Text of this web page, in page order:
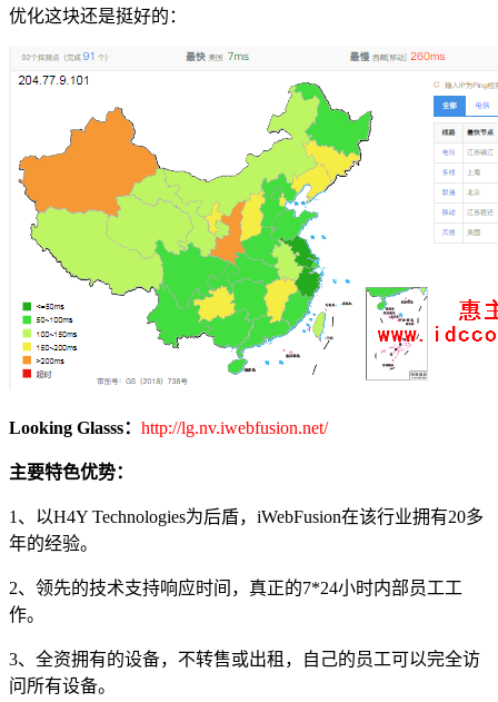
优化这块还是挺好的：
Looking Glasss： http://lg.nv.iwebfusion.net/
主要特色优势：
1、以H4Y Technologies为后盾，iWebFusion在该行业拥有20多
年的经验。
2、领先的技术支持响应时间，真正的7*24小时内部员工工
作。
3、全资拥有的设备，不转售或出租，自己的员工可以完全访
问所有设备。